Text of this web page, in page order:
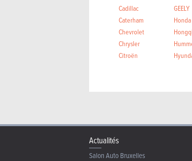
Cadillac
Caterham
Chevrolet
Chrysler
Citroën
GEELY
Honda
Hongqi
Actualités
Salon Auto Bruxelles